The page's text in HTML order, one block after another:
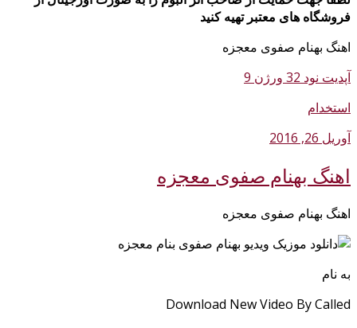
فروشگاه های معتبر تهیه کنید
اهنگ بهنام صفوی معجزه
آپدیت نود 32 ورژن 9
استخدام
آوریل 26, 2016
اهنگ بهنام صفوی معجزه
اهنگ بهنام صفوی معجزه
به نام
Download New Video By Called